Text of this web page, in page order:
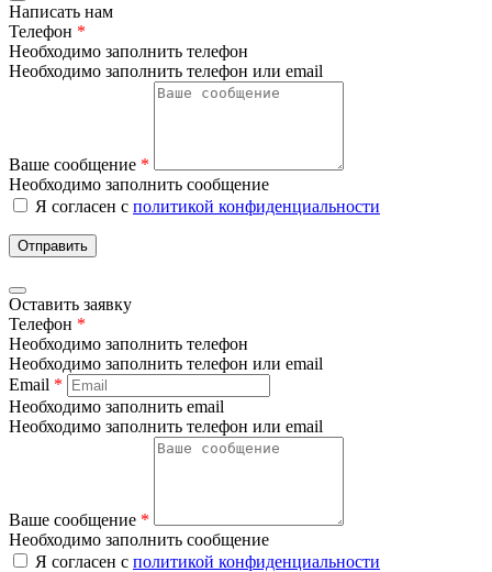
Написать нам
Телефон *
Необходимо заполнить телефон
Необходимо заполнить телефон или email
Ваше сообщение *
Необходимо заполнить сообщение
Я согласен с политикой конфиденциальности
Отправить
Оставить заявку
Телефон *
Необходимо заполнить телефон
Необходимо заполнить телефон или email
Email *
Необходимо заполнить email
Необходимо заполнить телефон или email
Ваше сообщение *
Необходимо заполнить сообщение
Я согласен с политикой конфиденциальности